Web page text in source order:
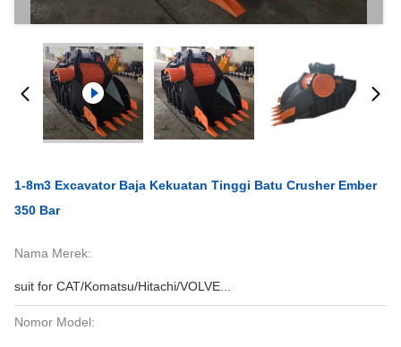
1-8m3 Excavator Baja Kekuatan Tinggi Batu Crusher Ember
350 Bar
Nama Merek:
suit for CAT/Komatsu/Hitachi/VOLVE...
Nomor Model: